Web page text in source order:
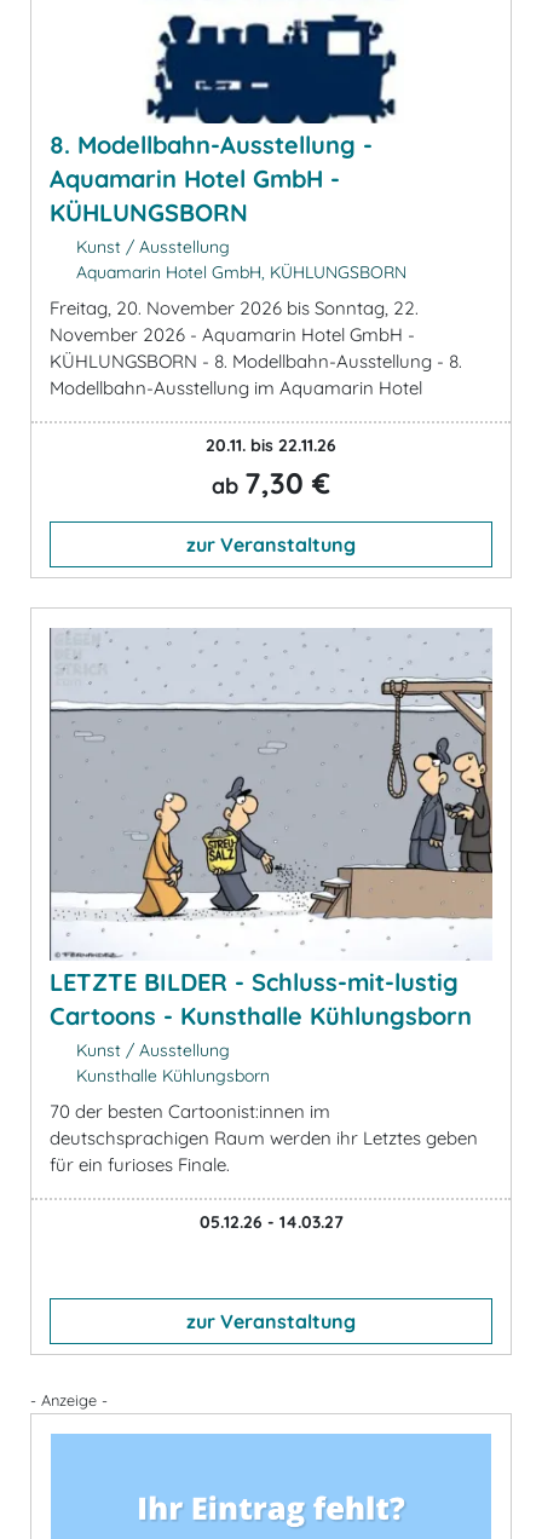
8. Modellbahn-Ausstellung -
Aquamarin Hotel GmbH -
KÜHLUNGSBORN
Kunst / Ausstellung
Aquamarin Hotel GmbH, KÜHLUNGSBORN
Freitag, 20. November 2026 bis Sonntag, 22.
November 2026 - Aquamarin Hotel GmbH -
KÜHLUNGSBORN - 8. Modellbahn-Ausstellung - 8.
Modellbahn-Ausstellung im Aquamarin Hotel
20.11. bis 22.11.26
ab 7,30 €
zur Veranstaltung
LETZTE BILDER - Schluss-mit-lustig
Cartoons - Kunsthalle Kühlungsborn
Kunst / Ausstellung
Kunsthalle Kühlungsborn
70 der besten Cartoonist:innen im
deutschsprachigen Raum werden ihr Letztes geben
für ein furioses Finale.
05.12.26 - 14.03.27
zur Veranstaltung
- Anzeige -